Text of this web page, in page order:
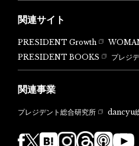
関連サイト
PRESIDENT Growth
PRESIDENT BOOKS
プレジ
関連事業
プレジデント総合研究所 dancyu